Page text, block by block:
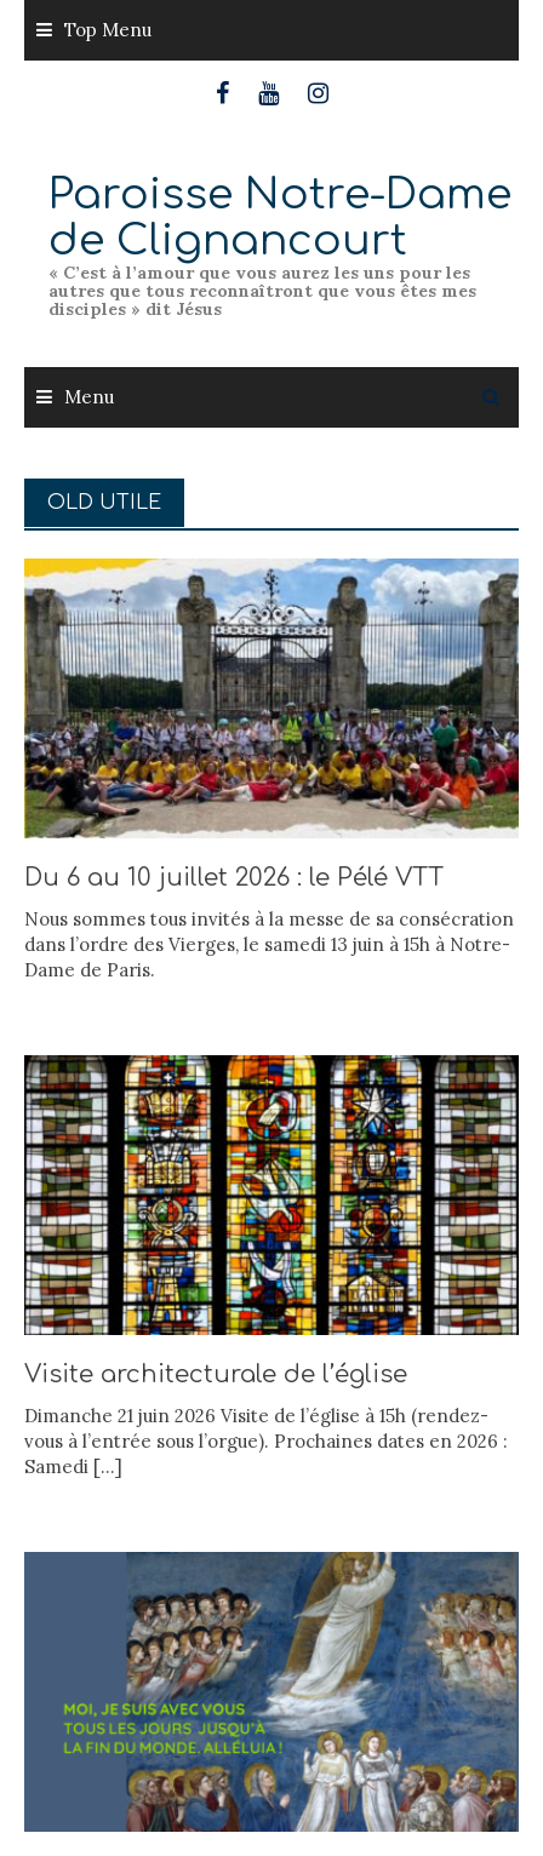
content
Top Menu
Paroisse Notre-Dame
de Clignancourt
« C’est à l’amour que vous aurez les uns pour les
autres que tous reconnaîtront que vous êtes mes
disciples » dit Jésus
Menu
OLD UTILE
Du 6 au 10 juillet 2026 : le Pélé VTT
Nous sommes tous invités à la messe de sa consécration
dans l’ordre des Vierges, le samedi 13 juin à 15h à Notre-
Dame de Paris.
Visite architecturale de l’église
Dimanche 21 juin 2026 Visite de l’église à 15h (rendez-
vous à l’entrée sous l’orgue). Prochaines dates en 2026 :
Samedi […]